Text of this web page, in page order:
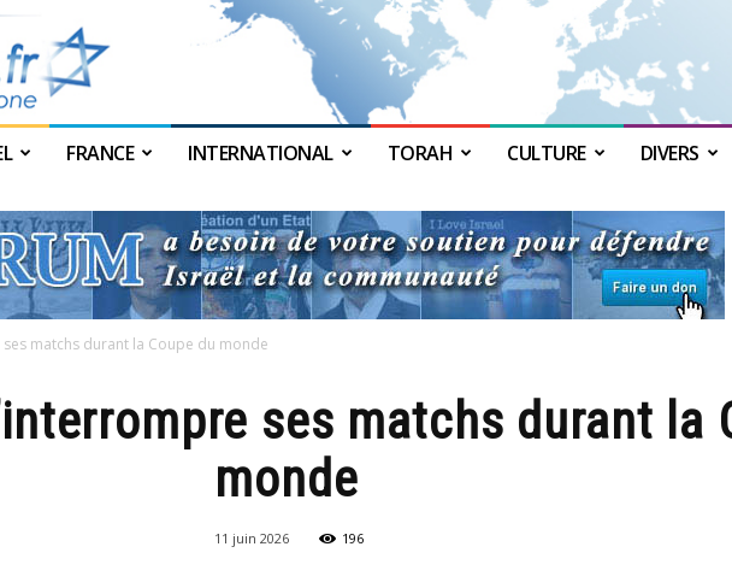
FRANCE INTERNATIONAL TORAH CULTURE DIVERS
ses matchs durant la Coupe du monde
ses matchs durant la
monde
11 juin 2026 196